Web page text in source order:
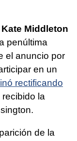
Kate Middleton
penúltima
el anuncio por
en un
rectificando
la
de la